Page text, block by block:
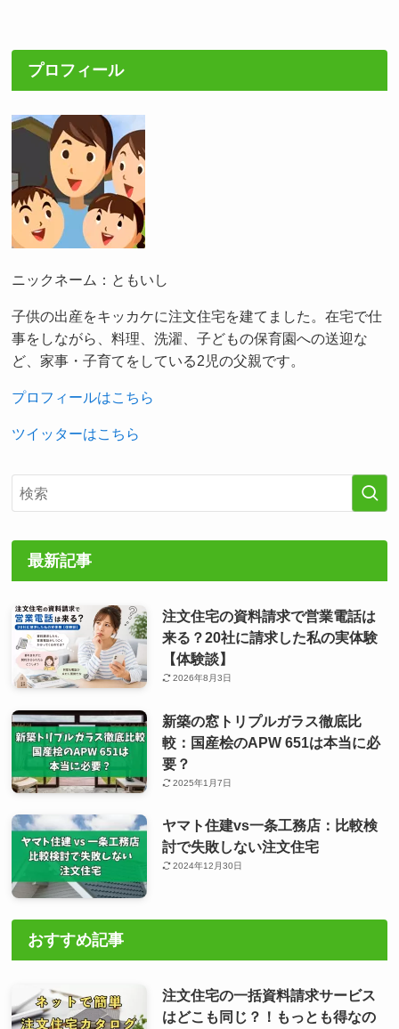
プロフィール
ニックネーム：ともいし
子供の出産をキッカケに注文住宅を建てました。在宅で仕
事をしながら、料理、洗濯、子どもの保育園への送迎な
ど、家事・子育てをしている2児の父親です。
プロフィールはこちら
ツイッターはこちら
最新記事
注文住宅の資料請求で営業電話は
来る？20社に請求した私の実体験
【体験談】
2026年8月3日
新築の窓トリプルガラス徹底比
較：国産桧のAPW 651は本当に必
要？
2025年1月7日
ヤマト住建vs一条工務店：比較検
討で失敗しない注文住宅
2024年12月30日
おすすめ記事
注文住宅の一括資料請求サービス
はどこも同じ？！もっとも得なの